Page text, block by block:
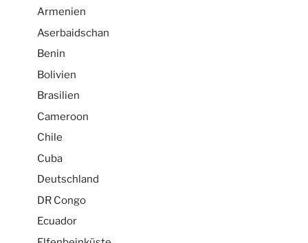
Armenien
Aserbaidschan
Benin
Bolivien
Brasilien
Cameroon
Chile
Cuba
Deutschland
DR Congo
Ecuador